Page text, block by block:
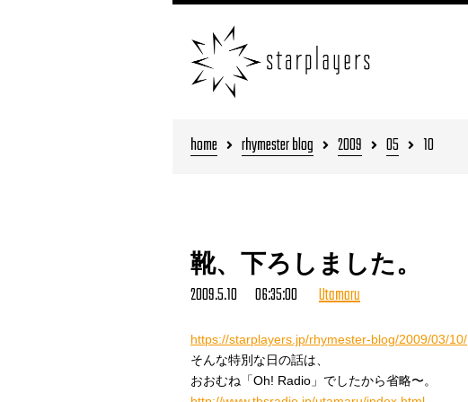
home rhymester blog 2009 05 10
靴、下ろしました。
2009.5.10 06:35:00 Utamaru
https://starplayers.jp/rhymester-blog/2009/03/10/
そんな特別な日の話は、
おおむね「Oh! Radio」でしたから省略〜。